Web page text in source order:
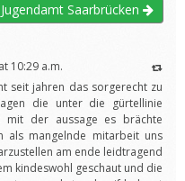
Jugendamt Saarbrücken
10:29 a.m.
seit jahren das sorgerecht zu
die unter die gürtellinie
mit der aussage es brächte
als mangelnde mitarbeit uns
am ende leidtragend
kindeswohl geschaut und die